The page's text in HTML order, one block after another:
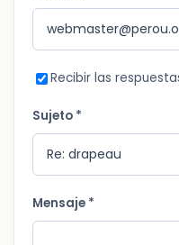
Recibir las
Sujeto *
Mensaje *